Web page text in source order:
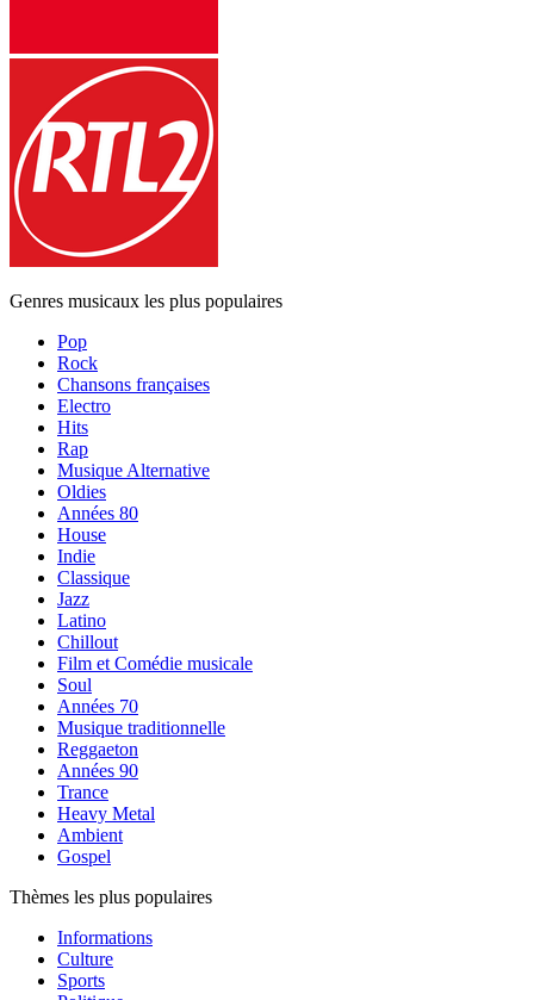
Genres musicaux les plus populaires
Pop
Rock
Chansons françaises
Electro
Hits
Rap
Musique Alternative
Oldies
Années 80
House
Indie
Classique
Jazz
Latino
Chillout
Film et Comédie musicale
Soul
Années 70
Musique traditionnelle
Reggaeton
Années 90
Trance
Heavy Metal
Ambient
Gospel
Thèmes les plus populaires
Informations
Culture
Sports